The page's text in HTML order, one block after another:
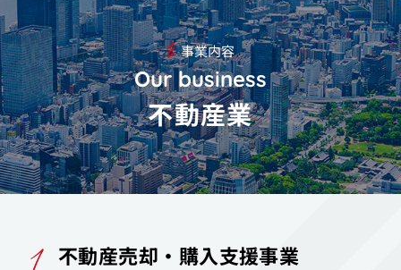
事業内容
Our business
不動産業
不動産売却・購入支援事業